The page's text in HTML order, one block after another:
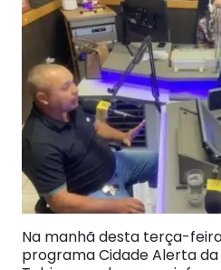
Na manhã desta terça-
programa Cidade Alerta da